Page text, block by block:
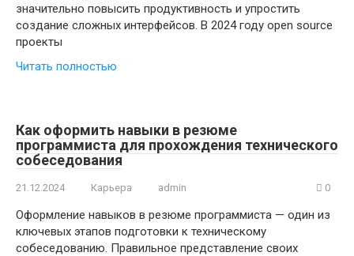
значительно повысить продуктивность и упростить
создание сложных интерфейсов. В 2024 году open source
проекты
Читать полностью
Как оформить навыки в резюме
программиста для прохождения технического
собеседования
21.12.2024 Карьера admin 0
Оформление навыков в резюме программиста — один из
ключевых этапов подготовки к техническому
собеседованию. Правильное представление своих